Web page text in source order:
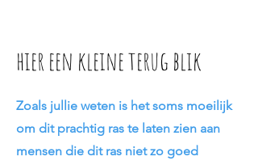
hier een kleine terug blik
Zoals jullie weten is het soms moeilijk
om dit prachtig ras te laten zien aan
mensen die dit ras niet zo goed